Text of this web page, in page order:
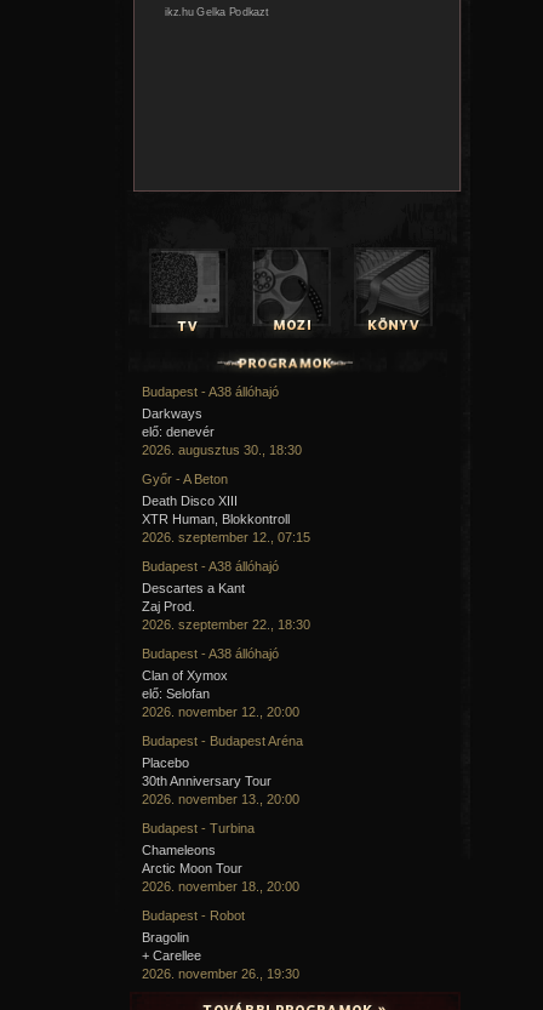
Budapest - A38 állóhajó
Darkways
elő: denevér
2026. augusztus 30., 18:30
Győr - A Beton
Death Disco XIII
XTR Human, Blokkontroll
2026. szeptember 12., 07:15
Budapest - A38 állóhajó
Descartes a Kant
Zaj Prod.
2026. szeptember 22., 18:30
Budapest - A38 állóhajó
Clan of Xymox
elő: Selofan
2026. november 12., 20:00
Budapest - Budapest Aréna
Placebo
30th Anniversary Tour
2026. november 13., 20:00
Budapest - Turbina
Chameleons
Arctic Moon Tour
2026. november 18., 20:00
Budapest - Robot
Bragolin
+ Carellee
2026. november 26., 19:30